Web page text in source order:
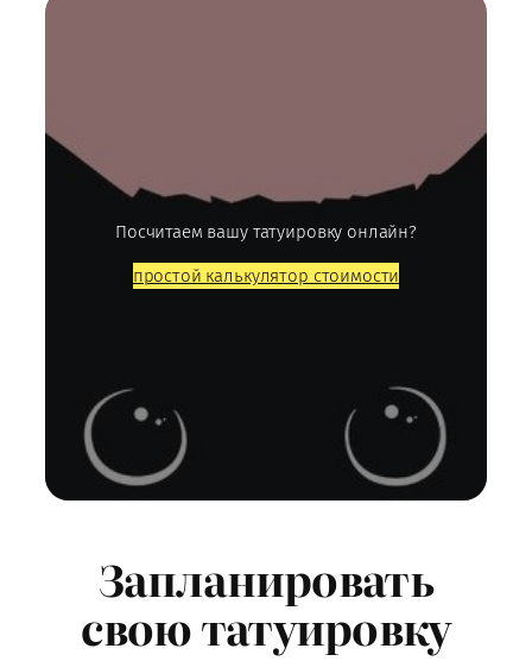
Посчитаем вашу татуировку онлайн?
простой калькулятор стоимости
Запланировать
свою татуировку